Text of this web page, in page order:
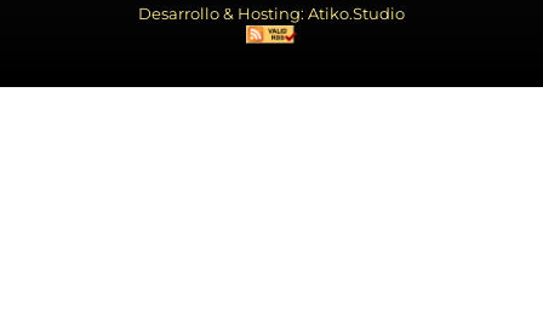
Desarrollo & Hosting: Atiko.Studio